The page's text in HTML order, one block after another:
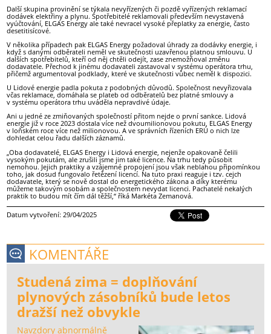
Další skupina provinění se týkala nevyřízených či pozdě vyřízených reklamací
dodávek elektřiny a plynu. Spotřebitelé reklamovali především nevystavená
vyúčtování, ELGAS Energy ale také nevracel vysoké přeplatky za energie, často
desetitisícové.
V několika případech pak ELGAS Energy požadoval úhrady za dodávky energie, i
když s danými odběrateli neměl ve skutečnosti uzavřenou platnou smlouvu. U
dalších spotřebitelů, kteří od něj chtěli odejít, zase znemožňoval změnu
dodavatele. Přechod k jinému dodavateli zastavoval v systému operátora trhu,
přičemž argumentoval podklady, které ve skutečnosti vůbec neměl k dispozici.
U Lidové energie padla pokuta z podobných důvodů. Společnost nevyřizovala
včas reklamace, domáhala se plateb od odběratelů bez platné smlouvy a
v systému operátora trhu uváděla nepravdivé údaje.
Ani u jedné ze zmiňovaných společností přitom nejde o první sankce. Lidová
energie již v roce 2023 dostala více než dvoumilionovou pokutu, ELGAS Energy
v loňském roce více než milionovou. A ve správních řízeních ERÚ o nich lze
dohledat celou řadu dalších záznamů.
„Oba dodavatelé, ELGAS Energy i Lidová energie, nejenže opakovaně čelili
vysokým pokutám, ale zrušili jsme jim také licence. Na trhu tedy působit
nemohou. Jejich praktiky a vzájemné propojení jsou však neblahou připomínkou
toho, jak dosud fungovalo řetězení licencí. Na tuto praxi reaguje i tzv. cejch
dodavatele, který se nově dostal do energetického zákona a díky kterému
můžeme takovým osobám a společnostem nevydat licenci. Pachatelé nekalých
praktik to budou mít čím dál těžší,“ říká Markéta Zemanová.
Datum vytvoření: 29/04/2025
KOMENTÁŘE
Studená zima = doplňování
plynových zásobníků bude letos
dražší než obvykle
Navzdory abnormálně